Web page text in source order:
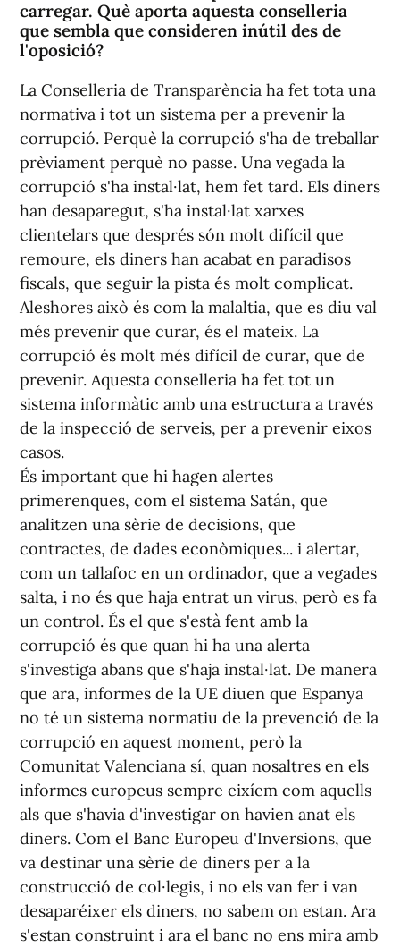
carregar. Què aporta aquesta conselleria
que sembla que consideren inútil des de
l'oposició?
La Conselleria de Transparència ha fet tota una
normativa i tot un sistema per a prevenir la
corrupció. Perquè la corrupció s'ha de treballar
prèviament perquè no passe. Una vegada la
corrupció s'ha instal·lat, hem fet tard. Els diners
han desaparegut, s'ha instal·lat xarxes
clientelars que després són molt difícil que
remoure, els diners han acabat en paradisos
fiscals, que seguir la pista és molt complicat.
Aleshores això és com la malaltia, que es diu val
més prevenir que curar, és el mateix. La
corrupció és molt més difícil de curar, que de
prevenir. Aquesta conselleria ha fet tot un
sistema informàtic amb una estructura a través
de la inspecció de serveis, per a prevenir eixos
casos.
És important que hi hagen alertes
primerenques, com el sistema Satán, que
analitzen una sèrie de decisions, que
contractes, de dades econòmiques... i alertar,
com un tallafoc en un ordinador, que a vegades
salta, i no és que haja entrat un virus, però es fa
un control. És el que s'està fent amb la
corrupció és que quan hi ha una alerta
s'investiga abans que s'haja instal·lat. De manera
que ara, informes de la UE diuen que Espanya
no té un sistema normatiu de la prevenció de la
corrupció en aquest moment, però la
Comunitat Valenciana sí, quan nosaltres en els
informes europeus sempre eixíem com aquells
als que s'havia d'investigar on havien anat els
diners. Com el Banc Europeu d'Inversions, que
va destinar una sèrie de diners per a la
construcció de col·legis, i no els van fer i van
desaparéixer els diners, no sabem on estan. Ara
s'estan construint i ara el banc no ens mira amb